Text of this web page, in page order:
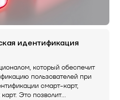
идентификация
который обеспечит
пользователей при
смарт-карт,
Это позволит